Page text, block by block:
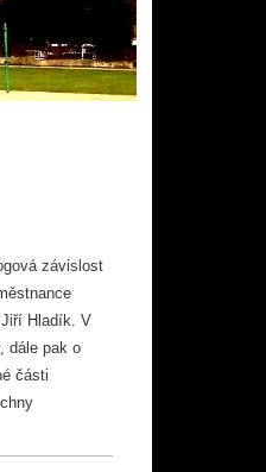
závislost
Jiří Hladík. V
dále pak o
části